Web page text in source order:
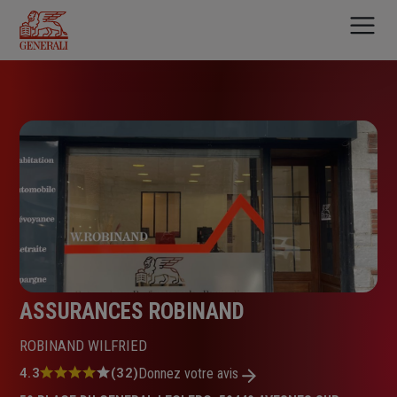
contenu
principal
ASSURANCES ROBINAND
ROBINAND WILFRIED
Note
4.3 (32)Donnez votre avis